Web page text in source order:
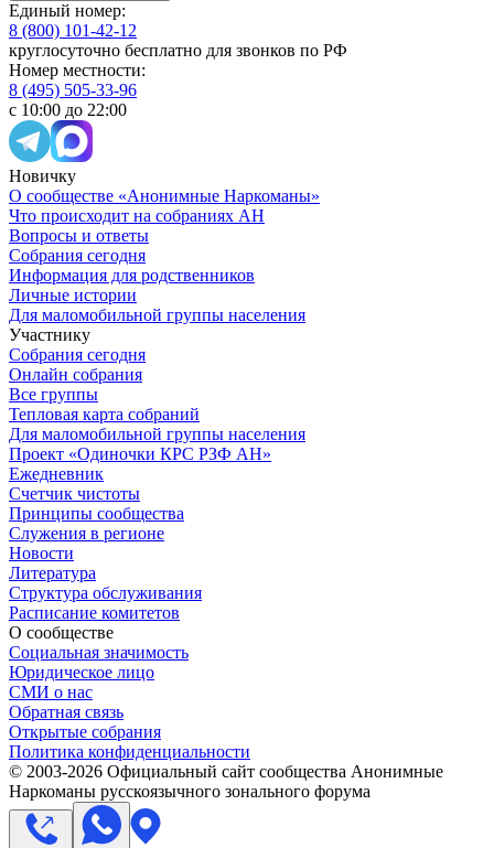
Единый номер:
8 (800) 101-42-12
круглосуточно бесплатно для звонков по РФ
Номер местности:
8 (495) 505-33-96
с 10:00 до 22:00
Новичку
О сообществе «Анонимные Наркоманы»
Что происходит на собраниях АН
Вопросы и ответы
Собрания сегодня
Информация для родственников
Личные истории
Для маломобильной группы населения
Участнику
Собрания сегодня
Онлайн собрания
Все группы
Тепловая карта собраний
Для маломобильной группы населения
Проект «Одиночки КРС РЗФ АН»
Ежедневник
Счетчик чистоты
Принципы сообщества
Служения в регионе
Новости
Литература
Структура обслуживания
Расписание комитетов
О сообществе
Социальная значимость
Юридическое лицо
СМИ о нас
Обратная связь
Открытые собрания
Политика конфиденциальности
© 2003-2026 Официальный сайт сообщества Анонимные
Наркоманы русскоязычного зонального форума